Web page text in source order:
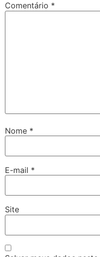
Comentário *
Nome *
E-mail *
Site